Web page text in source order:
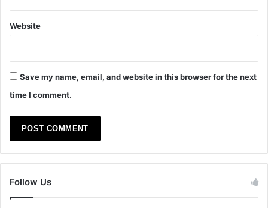
Website
Save my name, email, and website in this browser for the next
time I comment.
Follow Us